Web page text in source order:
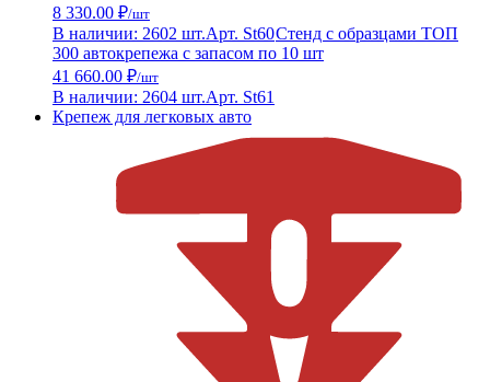
8 330.00 ₽/шт
В наличии: 2602 шт.Арт. St60Стенд с образцами ТОП
300 автокрепежа с запасом по 10 шт
41 660.00 ₽/шт
В наличии: 2604 шт.Арт. St61
Крепеж для легковых авто